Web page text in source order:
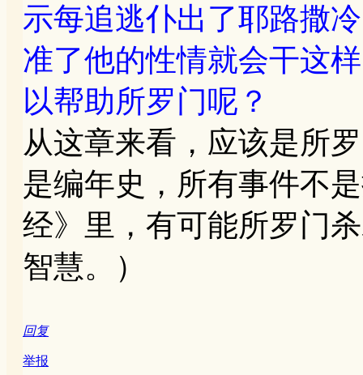
示每追逃仆出了耶路撒
准了他的性情就会干这
以帮助所罗门呢？
从这章来看，应该是所
是编年史，所有事件不
经》里，有可能所罗门
智慧。）
回复
举报